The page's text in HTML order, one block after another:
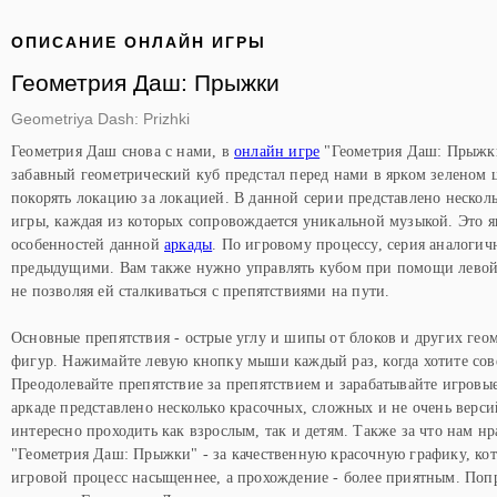
ОПИСАНИЕ ОНЛАЙН ИГРЫ
Геометрия Даш: Прыжки
Geometriya Dash: Prizhki
Геометрия Даш снова с нами, в онлайн игре "Геометрия Даш:
забавный геометрический куб предстал перед нами в ярком зеленом
покорять локацию за локацией. В данной серии представлено
игры, каждая из которых сопровождается уникальной музыкой. Это
особенностей данной аркады. По игровому процессу, серия
предыдущими. Вам также нужно управлять кубом при помощи
не позволяя ей сталкиваться с препятствиями на пути.
Основные препятствия - острые углу и шипы от блоков и других
фигур. Нажимайте левую кнопку мыши каждый раз, когда хотите
Преодолевайте препятствие за препятствием и зарабатывайте
аркаде представлено несколько красочных, сложных и не очень
интересно проходить как взрослым, так и детям. Также за что нам
"Геометрия Даш: Прыжки" - за качественную красочную графику,
игровой процесс насыщеннее, а прохождение - более приятным.